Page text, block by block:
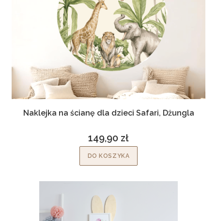
Naklejka na ścianę dla dzieci Safari, Dżungla
Cena
149,90 zł
DO KOSZYKA